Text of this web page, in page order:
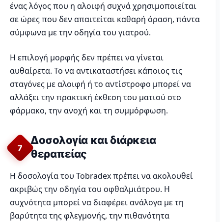
ένας λόγος που η αλοιφή συχνά χρησιμοποιείται
σε ώρες που δεν απαιτείται καθαρή όραση, πάντα
σύμφωνα με την οδηγία του γιατρού.
Η επιλογή μορφής δεν πρέπει να γίνεται
αυθαίρετα. Το να αντικαταστήσει κάποιος τις
σταγόνες με αλοιφή ή το αντίστροφο μπορεί να
αλλάξει την πρακτική έκθεση του ματιού στο
φάρμακο, την ανοχή και τη συμμόρφωση.
7
Δοσολογία και διάρκεια
θεραπείας
Η δοσολογία του Tobradex πρέπει να ακολουθεί
ακριβώς την οδηγία του οφθαλμιάτρου. Η
συχνότητα μπορεί να διαφέρει ανάλογα με τη
βαρύτητα της φλεγμονής, την πιθανότητα